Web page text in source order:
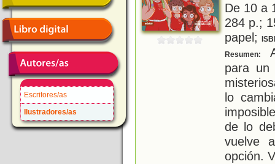
Escritores/as
Ilustradores/as
De 10 a
284 p.;
papel;
Resumen:
para un
lo
de lo
vuelve
opción.